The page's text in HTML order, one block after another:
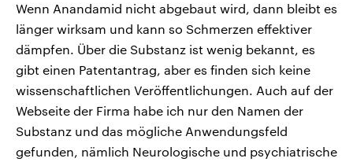
Wenn Anandamid nicht abgebaut wird, dann bleibt es
länger wirksam und kann so Schmerzen effektiver
dämpfen. Über die Substanz ist wenig bekannt, es
gibt einen Patentantrag, aber es finden sich keine
wissenschaftlichen Veröffentlichungen. Auch auf der
Webseite der Firma habe ich nur den Namen der
Substanz und das mögliche Anwendungsfeld
gefunden, nämlich Neurologische und psychiatrische